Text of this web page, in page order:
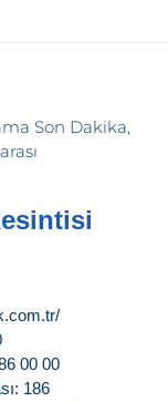
00 00
186